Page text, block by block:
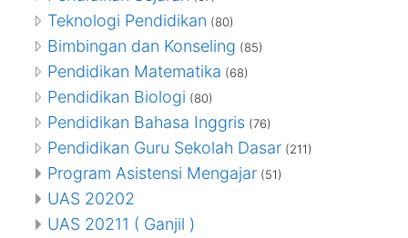
Teknologi Pendidikan (80)
Bimbingan dan Konseling (85)
Pendidikan Matematika (68)
Pendidikan Biologi (80)
Pendidikan Bahasa Inggris (76)
Pendidikan Guru Sekolah Dasar (211)
Program Asistensi Mengajar (51)
UAS 20202
UAS 20211 ( Ganjil )